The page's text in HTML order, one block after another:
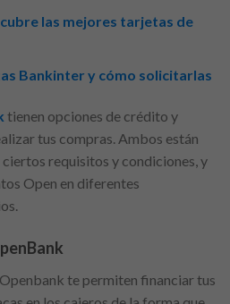
las mejores tarjetas de
Bankinter y cómo solicitarlas
tienen opciones de crédito y
tus compras. Ambos están
requisitos y condiciones, y
Open en diferentes
te permiten financiar tus